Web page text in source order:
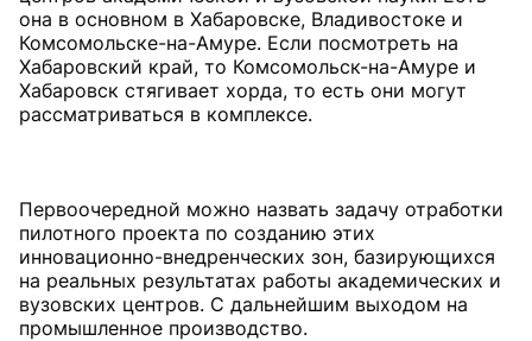
она в основном в Хабаровске, Владивостоке и
Комсомольске-на-Амуре. Если посмотреть на
Хабаровский край, то Комсомольск-на-Амуре и
Хабаровск стягивает хорда, то есть они могут
рассматриваться в комплексе.
Первоочередной можно назвать задачу отработки
пилотного проекта по созданию этих
инновационно-внедренческих зон, базирующихся
на реальных результатах работы академических и
вузовских центров. С дальнейшим выходом на
промышленное производство.